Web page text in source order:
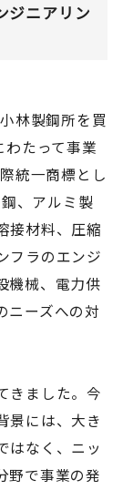
ジニアリン
林製鋼所を買
たって事業
統一商標とし
、アルミ製
接材料、圧縮
フラのエンジ
機械、電力供
ニーズへの対
きました。今
景には、大き
はなく、ニッ
野で事業の発